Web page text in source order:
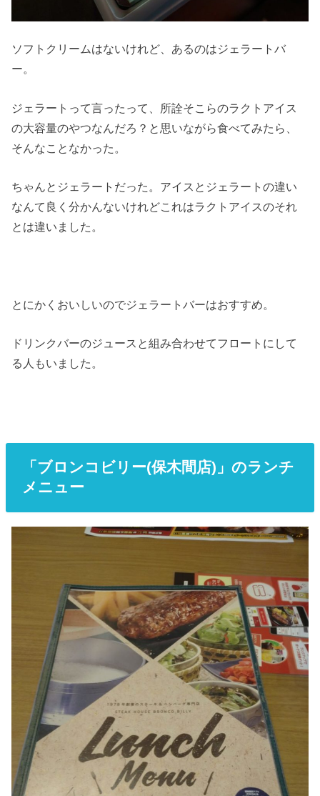
ソフトクリームはないけれど、あるのはジェラートバ
ー。
ジェラートって言ったって、所詮そこらのラクトアイス
の大容量のやつなんだろ？と思いながら食べてみたら、
そんなことなかった。
ちゃんとジェラートだった。アイスとジェラートの違い
なんて良く分かんないけれどこれはラクトアイスのそれ
とは違いました。
とにかくおいしいのでジェラートバーはおすすめ。
ドリンクバーのジュースと組み合わせてフロートにして
る人もいました。
「ブロンコビリー(保木間店)」のランチ
メニュー